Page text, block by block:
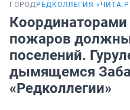
ГОРОД РЕДКОЛЛЕГИЯ
пожаров
поселений.
дымящемся
«Редколлегии»